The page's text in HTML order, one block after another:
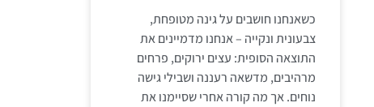
כשאנחנו חושבים על גינה מטופחת,
צבעונית ונקייה – אנחנו מדמיינים את
התוצאה הסופית: עצים ירוקים, פרחים
מרהיבים, מדשאה רעננה ושבילי גישה
נוחים. אך מה קורה אחרי שסיימנו את